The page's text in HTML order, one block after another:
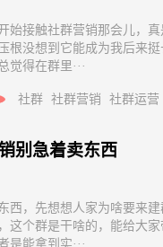
始接触社群营销那会儿，
根没想到它能成为我后来
觉得在群里···
社群 社群营销 社群运营
别急着卖东西
西，先想想人家为啥要来
这个群是干啥的，能给大
是能拿到实···